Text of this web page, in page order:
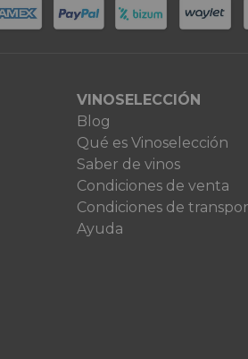
VINOSELECCIÓN
Blog
Qué es Vinoselección
Saber de vinos
Condiciones de venta
Condiciones de
Ayuda